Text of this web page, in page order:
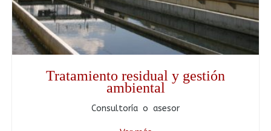
Tratamiento residual y gestión
ambiental
Consultoría o asesor